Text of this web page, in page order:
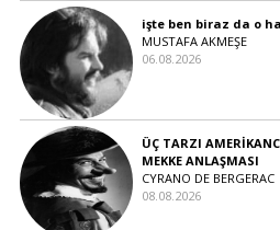
işte ben biraz da o
MUSTAFA AKMEŞE
06.08.2026
ÜÇ TARZI
MEKKE ANLAŞMASI
CYRANO DE BERGERAC
08.08.2026